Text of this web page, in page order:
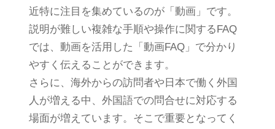
近特に注目を集めているのが「動画」です。
説明が難しい複雑な手順や操作に関するFAQ
では、動画を活用した「動画FAQ」で分かり
やすく伝えることができます。
さらに、海外からの訪問者や日本で働く外国
人が増える中、外国語での問合せに対応する
場面が増えています。そこで重要となってく